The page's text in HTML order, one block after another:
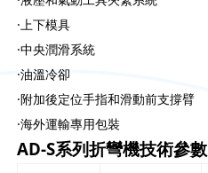
·上下模具
·中央潤滑系統
·油溫冷卻
·附加後定位手指和滑動前支撐臂
·海外運輸專用包裝
AD-S系列折彎機技術參數